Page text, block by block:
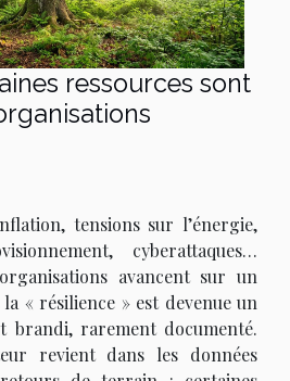
ressources sont
tensions sur l’énergie,
cyberattaques…
avancent sur un
« résilience » est devenue un
brandi, rarement documenté.
revient dans les données